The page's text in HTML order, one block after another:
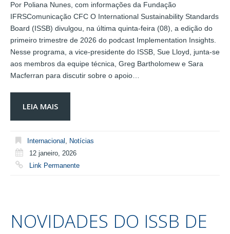
Por Poliana Nunes, com informações da Fundação
IFRSComunicação CFC O International Sustainability Standards
Board (ISSB) divulgou, na última quinta-feira (08), a edição do
primeiro trimestre de 2026 do podcast Implementation Insights.
Nesse programa, a vice-presidente do ISSB, Sue Lloyd, junta-se
aos membros da equipe técnica, Greg Bartholomew e Sara
Macferran para discutir sobre o apoio…
LEIA MAIS
Internacional , Notícias
12 janeiro, 2026
Link Permanente
NOVIDADES DO ISSB DE